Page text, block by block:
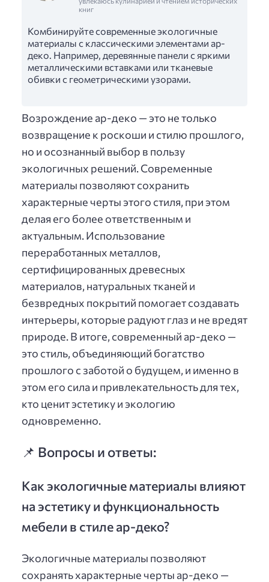
книг
Комбинируйте современные экологичные
материалы с классическими элементами ар-
деко. Например, деревянные панели с яркими
металлическими вставками или тканевые
обивки с геометрическими узорами.
Возрождение ар-деко — это не только
возвращение к роскоши и стилю прошлого,
но и осознанный выбор в пользу
экологичных решений. Современные
материалы позволяют сохранить
характерные черты этого стиля, при этом
делая его более ответственным и
актуальным. Использование
переработанных металлов,
сертифицированных древесных
материалов, натуральных тканей и
безвредных покрытий помогает создавать
интерьеры, которые радуют глаз и не вредят
природе. В итоге, современный ар-деко —
это стиль, объединяющий богатство
прошлого с заботой о будущем, и именно в
этом его сила и привлекательность для тех,
кто ценит эстетику и экологию
одновременно.
📌 Вопросы и ответы:
Как экологичные материалы влияют
на эстетику и функциональность
мебели в стиле ар-деко?
Экологичные материалы позволяют
сохранять характерные черты ар-деко —